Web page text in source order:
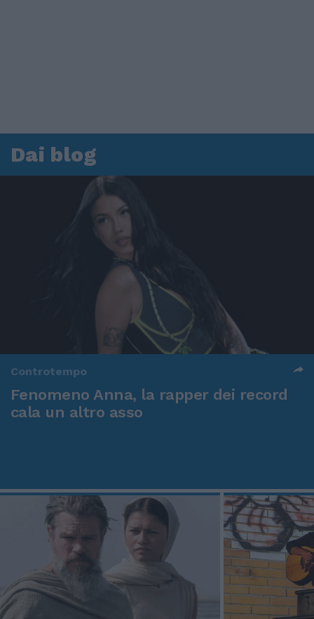
Dai blog
Controtempo
Fenomeno Anna, la rapper dei record
cala un altro asso